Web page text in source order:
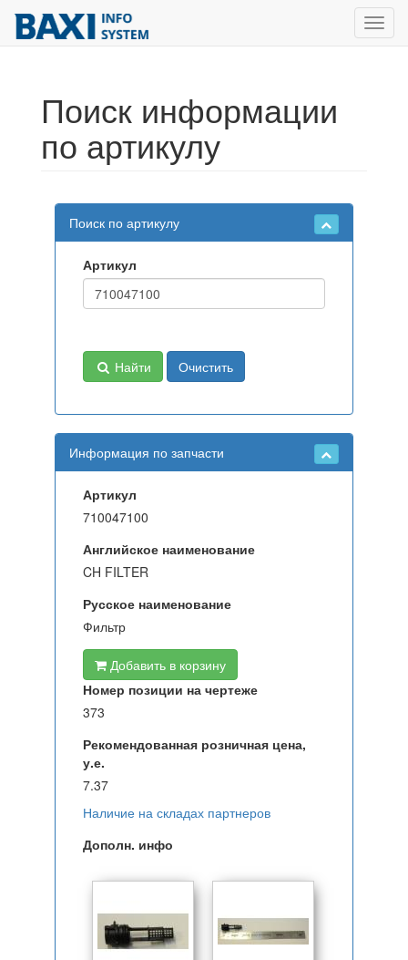
Поиск информации
по артикулу
Поиск по артикулу
Артикул
Найти Очистить
Информация по запчасти
Артикул
710047100
Английское наименование
CH FILTER
Русское наименование
Фильтр
Добавить в корзину
Номер позиции на чертеже
373
Рекомендованная розничная цена,
у.е.
7.37
Наличие на складах партнеров
Дополн. инфо